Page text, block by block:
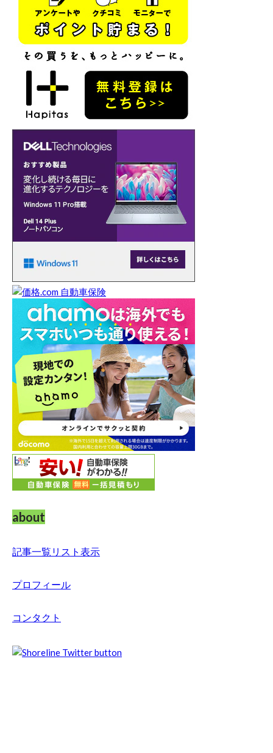
about
記事一覧リスト表示
プロフィール
コンタクト